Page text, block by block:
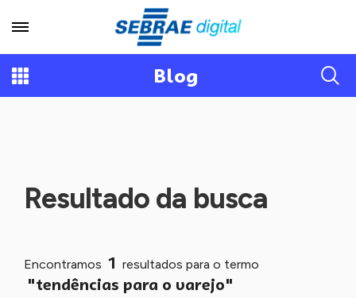
Blog
Resultado da busca
Encontramos 1 resultados para o termo
"tendências para o varejo"